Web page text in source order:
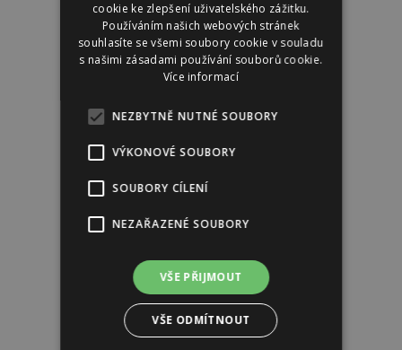
cookie ke zlepšení uživatelského zážitku.
Používáním našich webových stránek
souhlasíte se všemi soubory cookie v souladu
s našimi zásadami používání souborů cookie.
Více informací
NEZBYTNĚ NUTNÉ SOUBORY
VÝKONOVÉ SOUBORY
SOUBORY CÍLENÍ
NEZAŘAZENÉ SOUBORY
VŠE PŘIJMOUT
VŠE ODMÍTNOUT